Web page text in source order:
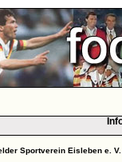
Sportverein Eisleben e. V.